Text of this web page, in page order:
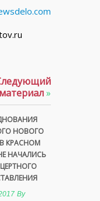
материал»
НОВОГО
КРАСНОМ
НАЧАЛИСЬ
By